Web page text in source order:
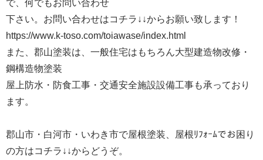
で、何でもお問い合わせ
下さい。お問い合わせはコチラ↓↓からお願い致します！
https://www.k-toso.com/toiawase/index.html
また、郡山塗装は、一般住宅はもちろん大型建造物改修・
鋼構造物塗装
屋上防水・防食工事・交通安全施設設備工事も承っており
ます。
郡山市・白河市・いわき市で屋根塗装、屋根ﾘﾌｫｰﾑでお困り
の方はコチラ↓↓からどうぞ。